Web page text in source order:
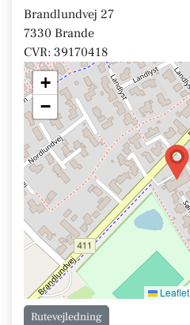
Brandlundvej 27
7330 Brande
CVR: 39170418
+
−
Leaflet
Rutevejledning